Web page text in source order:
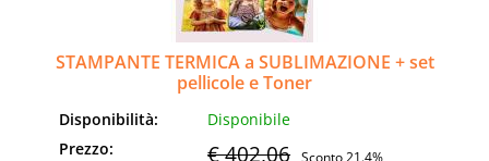
STAMPANTE TERMICA a SUBLIMAZIONE + set
pellicole e Toner
Disponibilità:
Disponibile
Prezzo:
€ 402,06 Sconto 21.4%